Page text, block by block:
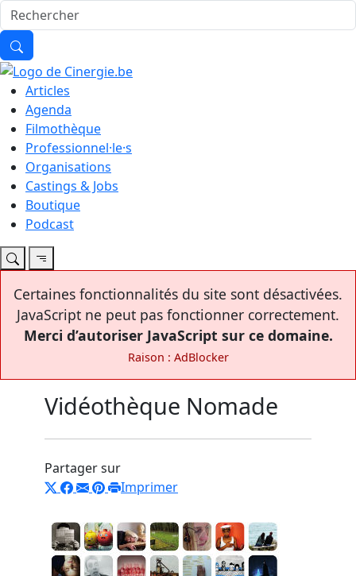
Articles
Agenda
Filmothèque
Professionnel·le·s
Organisations
Castings & Jobs
Boutique
Podcast
Certaines fonctionnalités du site sont désactivées.
JavaScript ne peut pas fonctionner correctement.
Merci d’autoriser JavaScript sur ce domaine.
Raison : AdBlocker
Vidéothèque Nomade
Partager sur
Imprimer